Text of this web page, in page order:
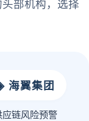
部机构，选择
海翼集团
应链风险预警